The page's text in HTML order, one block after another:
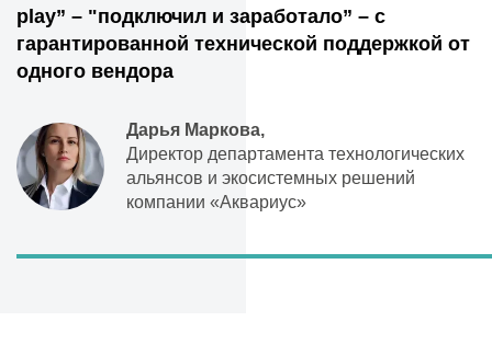
play” – "подключил и заработало” – с
гарантированной технической поддержкой от
одного вендора
Дарья Маркова,
Директор департамента технологических
альянсов и экосистемных решений
компании «Аквариус»